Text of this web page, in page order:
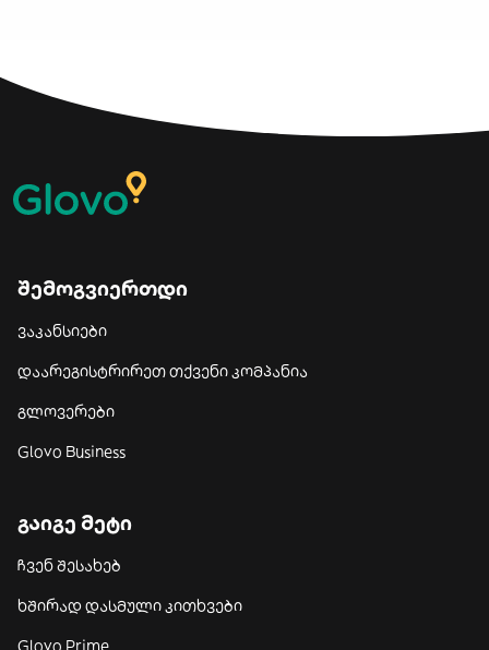
შემოგვიერთდი
ვაკანსიები
დაარეგისტრირეთ თქვენი კომპანია
გლოვერები
Glovo Business
გაიგე მეტი
ჩვენ შესახებ
ხშირად დასმული კითხვები
Glovo Prime